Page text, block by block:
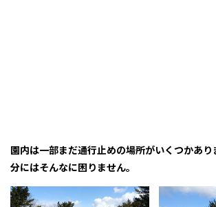
園内は一部まだ通行止めの場所がいくつかあ
分にはそんなに困りません。